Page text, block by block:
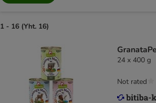
1 - 16 (Yht. 16)
24 x 400 g
Not rated